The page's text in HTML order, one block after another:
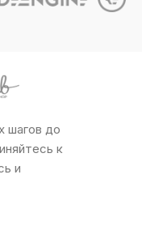
шагов до
к
и